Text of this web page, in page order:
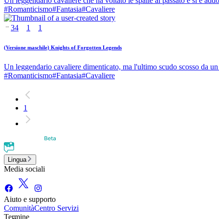
#Romanticismo#Fantasia#Cavaliere
34 1 1
(Versione maschile) Knights of Forgotten Legends
Un leggendario cavaliere dimenticato, ma l'ultimo scudo scosso da
#Romanticismo#Fantasia#Cavaliere
1
Lingua
Media sociali
Aiuto e supporto
ComunitàCentro Servizi
Termine